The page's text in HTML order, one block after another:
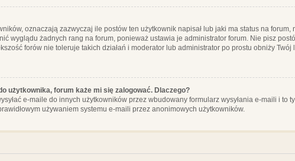
oznaczają zazwyczaj ile postów ten użytkownik napisał lub jaki ma status na forum,
wyglądu żadnych rang na forum, ponieważ ustawia je administrator forum. Nie pisz
forów nie toleruje takich działań i moderator lub administrator po prostu obniży
użytkownika, forum każe mi się zalogować. Dlaczego?
e-maile do innych użytkowników przez wbudowany formularz wysyłania e-maili i to
używaniem systemu e-maili przez anonimowych użytkowników.